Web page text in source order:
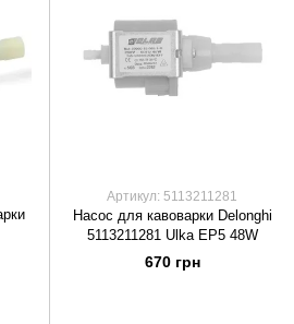
Артикул: 5113211281
Насос для кавоварки Delonghi
5113211281 Ulka EP5 48W
670 грн